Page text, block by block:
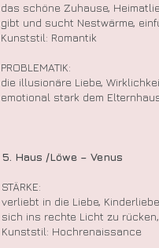
das schöne Zuhause,
gibt und sucht Nestwärme,
Kunststil: Romantik
PROBLEMATIK:
die illusionäre Liebe,
emotional stark dem
5. Haus /Löwe – Venus
STÄRKE:
verliebt in die Liebe,
sich ins rechte Licht zu
Kunststil: Hochrenaissance